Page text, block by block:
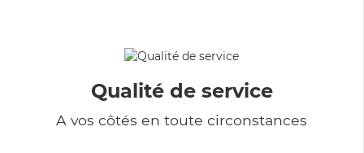
Qualité de service
A vos côtés en toute circonstances